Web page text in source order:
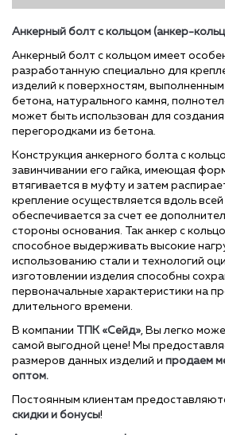
Анкерный болт с кольцом (анкер-
Анкерный болт с кольцом имеет
разработанную специально для
изделий к поверхностям,
бетона, натурального камня,
может быть использован для
перегородками из бетона.
Конструкция анкерного болта с
завинчивании его гайка, имеющая
втягивается в муфту и затем
крепление осуществляется вдоль
обеспечивается за счет ее
стороны основания. Так анкер с
способное выдерживать высокие
использованию стали и технологий
изготовлении изделия способны
первоначальные характеристики на
длительного времени.
В компании ТПК «Сейд», Вы легко
самой выгодной цене! Мы
размеров данных изделий и продаем
оптом.
Постоянным клиентам
скидки и бонусы!